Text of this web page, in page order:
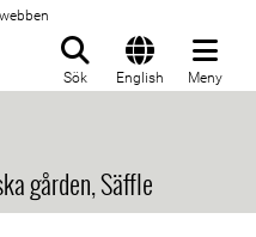
Sök English Meny
gården, Säffle